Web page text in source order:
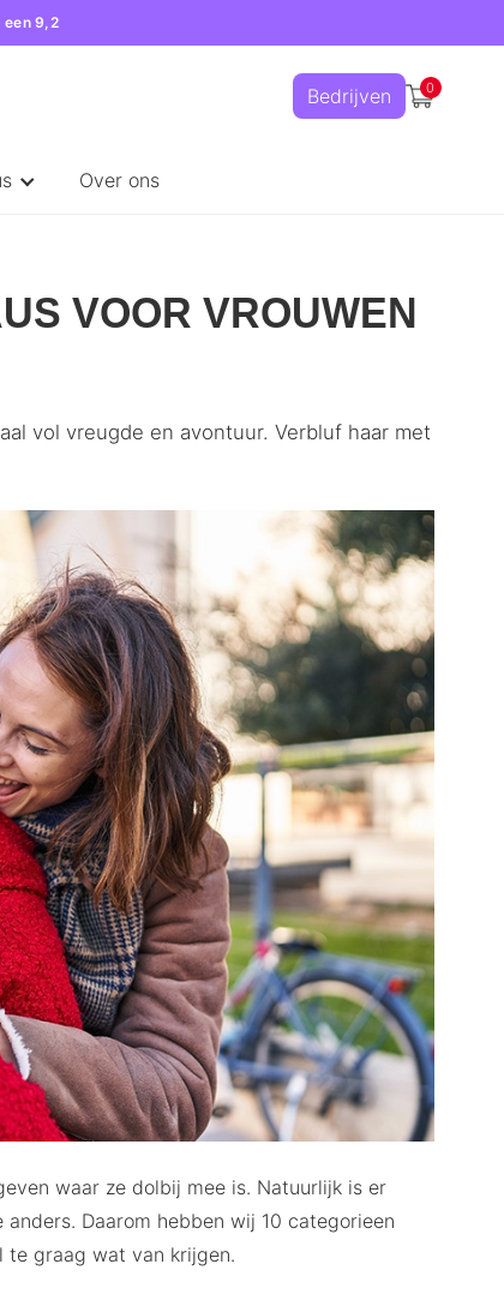
een 9,2
Bedrijven 0
Over ons
VOOR VROUWEN
vol vreugde en avontuur. Verbluf haar met
waar ze dolbij mee is. Natuurlijk is er
Daarom hebben wij 10 categorieen
te graag wat van krijgen.